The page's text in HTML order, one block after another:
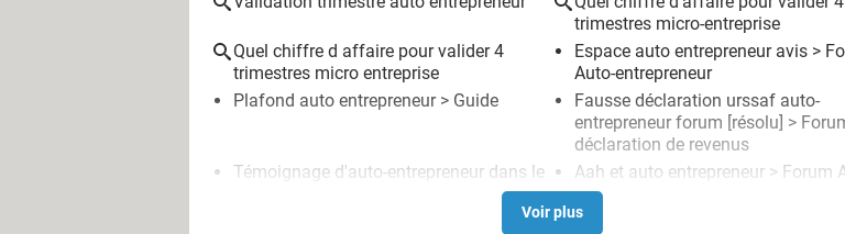
trimestres micro-entreprise
Quel chiffre d affaire pour valider 4
trimestres micro entreprise
Espace auto entrepreneur avis >
Auto-entrepreneur
Plafond auto entrepreneur> Guide
Fausse déclaration urssaf auto-
entrepreneur forum [résolu] >
déclaration de revenus
Témoignage d'auto-entrepreneur dans le
Forum Entreprise
Aah et auto entrepreneur > Forum
Handicap